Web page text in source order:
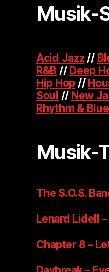
Musik-
Acid Jazz //
R&B // Deep
Hip Hop //
Soul // New
Rhythm &
Musik-
The S.O.S.
Lenard Lidell
Chapter 8 –